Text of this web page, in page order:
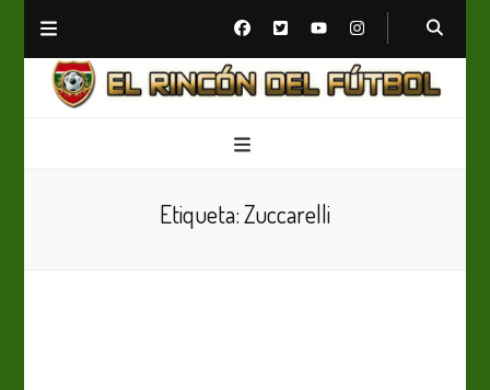
Etiqueta:Zuccarelli